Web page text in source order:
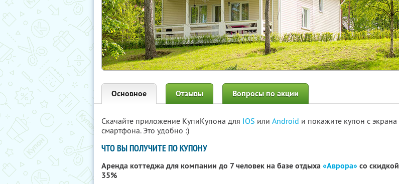
Основное Отзывы Вопросы по акции
Скачайте приложение КупиКупона для IOS или Android и покажите купон с экрана
смартфона. Это удобно :)
ЧТО ВЫ ПОЛУЧИТЕ ПО КУПОНУ
Аренда коттеджа для компании до 7 человек на базе отдыха«Аврора»со скидкой
35%